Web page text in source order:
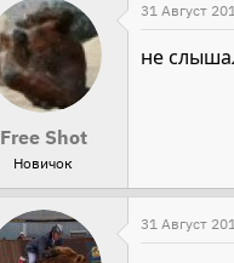
Free Shot
Новичок
31 Август
не
31 Август